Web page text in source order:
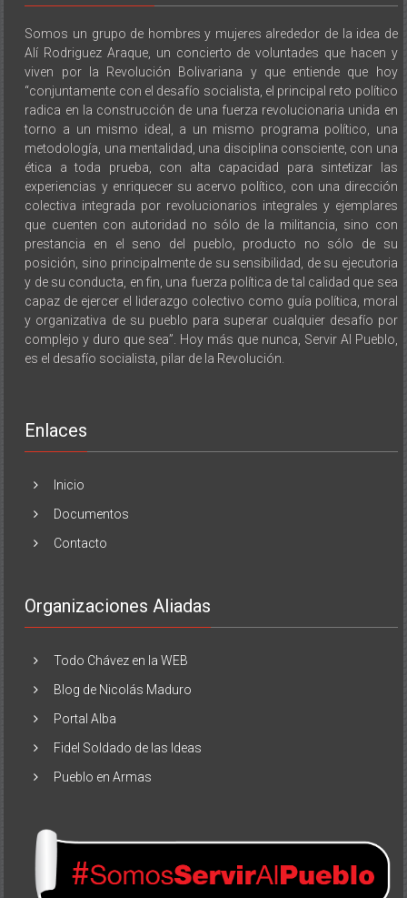
Somos un grupo de hombres y mujeres alrededor de la idea de
Alí Rodriguez Araque, un concierto de voluntades que hacen y
viven por la Revolución Bolivariana y que entiende que hoy
“conjuntamente con el desafío socialista, el principal reto político
radica en la construcción de una fuerza revolucionaria unida en
torno a un mismo ideal, a un mismo programa político, una
metodología, una mentalidad, una disciplina consciente, con una
ética a toda prueba, con alta capacidad para sintetizar las
experiencias y enriquecer su acervo político, con una dirección
colectiva integrada por revolucionarios integrales y ejemplares
que cuenten con autoridad no sólo de la militancia, sino con
prestancia en el seno del pueblo, producto no sólo de su
posición, sino principalmente de su sensibilidad, de su ejecutoria
y de su conducta, en fin, una fuerza política de tal calidad que sea
capaz de ejercer el liderazgo colectivo como guía política, moral
y organizativa de su pueblo para superar cualquier desafío por
complejo y duro que sea”. Hoy más que nunca, Servir Al Pueblo,
es el desafío socialista, pilar de la Revolución.
Enlaces
Inicio
Documentos
Contacto
Organizaciones Aliadas
Todo Chávez en la WEB
Blog de Nicolás Maduro
Portal Alba
Fidel Soldado de las Ideas
Pueblo en Armas